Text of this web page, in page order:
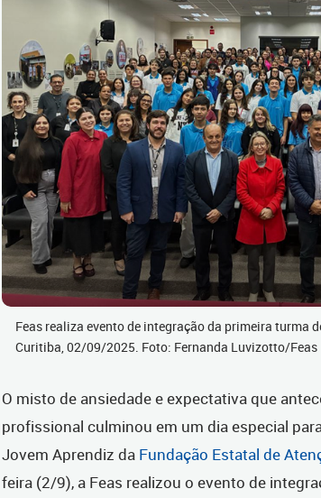
Feas realiza evento de integração da primeira turma
Curitiba, 02/09/2025. Foto: Fernanda Luvizotto/Feas
O misto de ansiedade e expectativa que
profissional culminou em um dia especial
Jovem Aprendiz da Fundação Estatal de
feira (2/9), a Feas realizou o evento de